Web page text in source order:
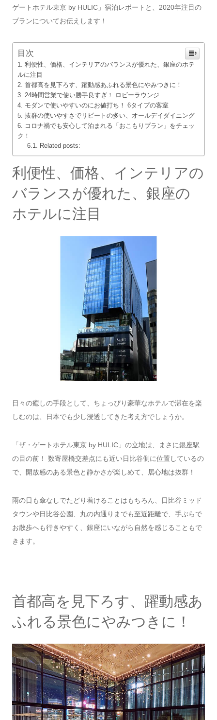
ゲートホテル東京 by HULIC」宿泊レポートと、2020年注目の
プランについてお伝えします！
目次
利便性、価格、インテリアのバランスが優れた、銀座のホテ
ルに注目
首都高を見下ろす、躍動感あふれる景色にやみつきに！
24時間営業で使い勝手良すぎ！ ロビーラウンジ
モダンで使いやすいのにお値打ち！ 6タイプの客室
抜群の使いやすさでリピートの多い、オールデイダイニング
コロナ禍でも安心して泊まれる「おこもりプラン」をチェッ
ク！
Related posts:
利便性、価格、インテリアの
バランスが優れた、銀座の
ホテルに注目
日々の癒しの手段として、ちょっぴり豪華なホテルで滞在を楽
しむのは、日本でも少し浸透してきた考え方でしょうか。
「ザ・ゲートホテル東京 by HULIC」の立地は、まさに銀座駅
の目の前！ 数寄屋橋交差点にも近い日比谷側に位置しているの
で、開放感のある景色と静かさが楽しめて、居心地は抜群！
雨の日も傘なしでたどり着けることはもちろん、日比谷ミッド
タウンや日比谷公園、丸の内通りまでも至近距離で、手ぶらで
お散歩へも行きやすく、銀座にいながら自然を感じることもで
きます。
首都高を見下ろす、躍動感あ
ふれる景色にやみつきに！